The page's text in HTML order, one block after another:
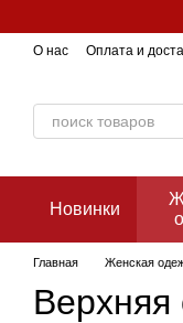
О нас Оплата и
Новинки
Главная Женская